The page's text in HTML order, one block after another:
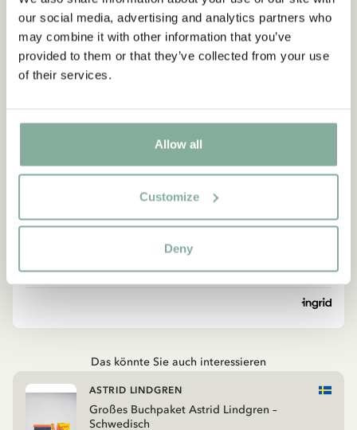
our social media, advertising and analytics partners who
may combine it with other information that you’ve
provided to them or that they’ve collected from your use
of their services.
Allow all
Customize
Deny
charmante Madita, die fröhlichen Die Kinder aus Bullerbü und
den unverwechselbaren Karlsson vom Dach.
Im Buchpaket enthalten sind:
Pippi Långstrump
Madicken
Das könnte Sie auch interessieren
Großes Buchpaket Astrid Lindgren –
Schwedisch
ASTRID LINDGREN